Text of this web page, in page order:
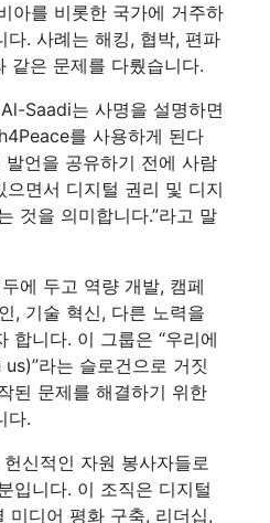
아를 비롯한 국가에 거주하
다. 사례는 해킹, 협박, 편파
같은 문제를 다뤘습니다.
Saadi는 사명을 설명하면
를 사용하게 된다
언을 공유하기 전에 사람
면서 디지털 권리 및 디지
것을 의미합니다.”라고 말
에 두고 역량 개발, 캠페
, 기술 혁신, 다른 노력을
합니다. 이 그룹은 “우리에
라는 슬로건으로 거짓
된 문제를 해결하기 위한
다.
신적인 자원 봉사자들로
입니다. 이 조직은 디지털
미디어 평화 구축, 리더십,